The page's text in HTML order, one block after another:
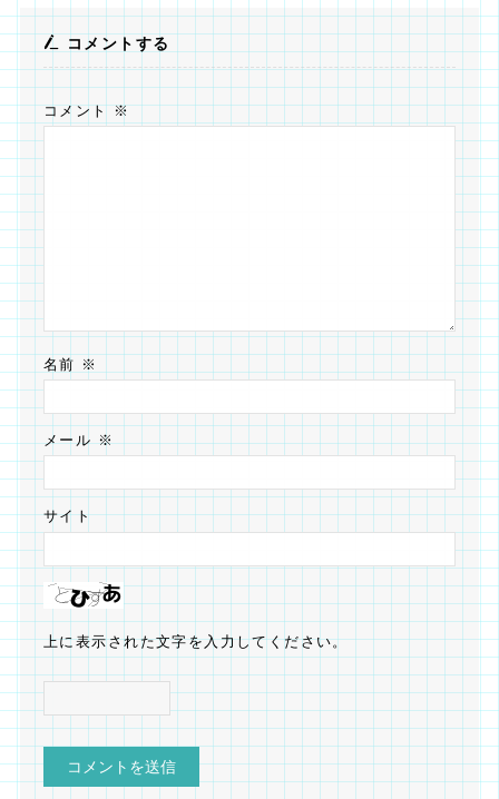
コメントする
コメント※
名前 ※
メール※
サイト
上に表示された文字を入力してください。